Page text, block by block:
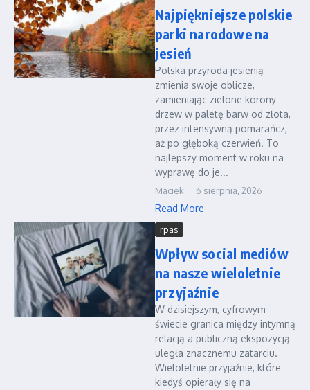
Najpiękniejsze polskie
parki narodowe na
jesień
Polska przyroda jesienią
zmienia swoje oblicze,
zamieniając zielone korony
drzew w paletę barw od złota,
przez intensywną pomarańcz,
aż po głęboką czerwień. To
najlepszy moment w roku na
wyprawę do je...
Maciek 6 sierpnia, 2026
Read More
rpas
Wpływ social mediów
na nasze wieloletnie
przyjaźnie
W dzisiejszym, cyfrowym
świecie granica między intymną
relacją a publiczną ekspozycją
uległa znacznemu zatarciu.
Wieloletnie przyjaźnie, które
kiedyś opierały się na